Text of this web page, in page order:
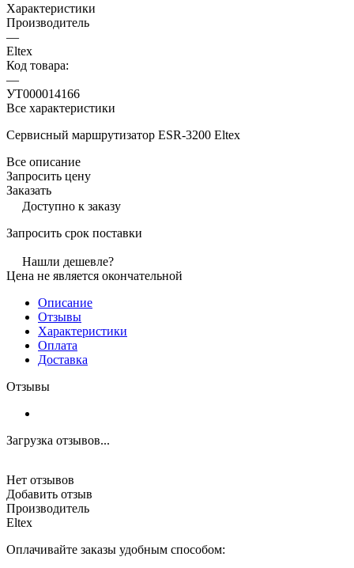
Характеристики
Производитель
—
Eltex
Код товара:
—
УТ000014166
Все характеристики
Сервисный маршрутизатор ESR-3200 Eltex
Все описание
Запросить цену
Заказать
Доступно к заказу
Запросить срок поставки
Нашли дешевле?
Цена не является окончательной
Описание
Отзывы
Характеристики
Оплата
Доставка
Отзывы
Загрузка отзывов...
Нет отзывов
Добавить отзыв
Производитель
Eltex
Оплачивайте заказы удобным способом: